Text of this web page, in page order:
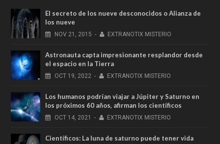
El secreto de los nueve desconocidos o Alianza de
los nueve
NOV 21, 2015 - EXTRANOTIX MISTERIO
Astronauta capta impresionante resplandor desde
el espacio en la Tierra
OCT 19, 2022 - EXTRANOTIX MISTERIO
Los humanos podrían viajar a Júpiter y Saturno en
los próximos 60 años, afirman los científicos
OCT 14, 2021 - EXTRANOTIX MISTERIO
Científicos: La luna de saturno puede tener vida